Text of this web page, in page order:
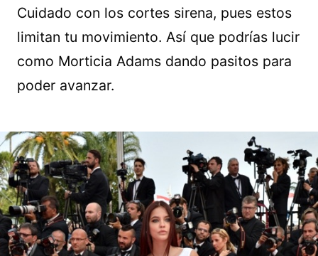
Cuidado con los cortes sirena, pues estos
limitan tu movimiento. Así que podrías lucir
como Morticia Adams dando pasitos para
poder avanzar.